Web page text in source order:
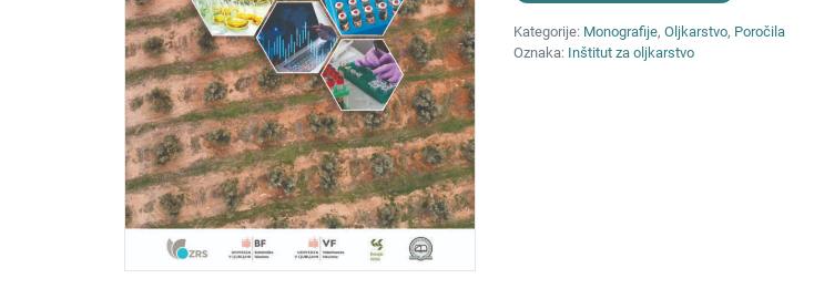
Kategorije: Monografije, Oljkarstvo, Poročila
Oznaka: Inštitut za oljkarstvo